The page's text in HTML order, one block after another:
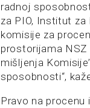
radnoj
za PIO, Institut
komisije za
prostorijama NSZ
mišljenja
sposobnosti“,
Pravo na procenu